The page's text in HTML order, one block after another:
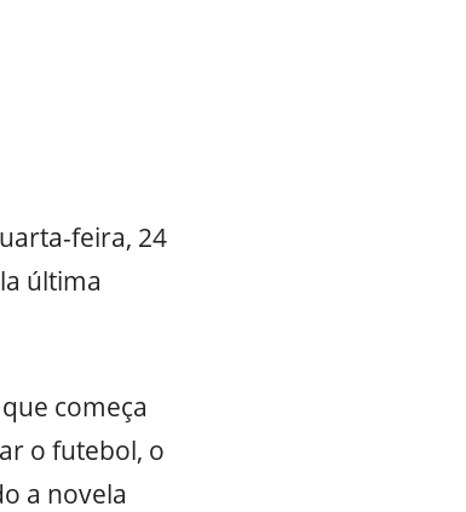
feira, 24
última
começa
o futebol, o
a novela